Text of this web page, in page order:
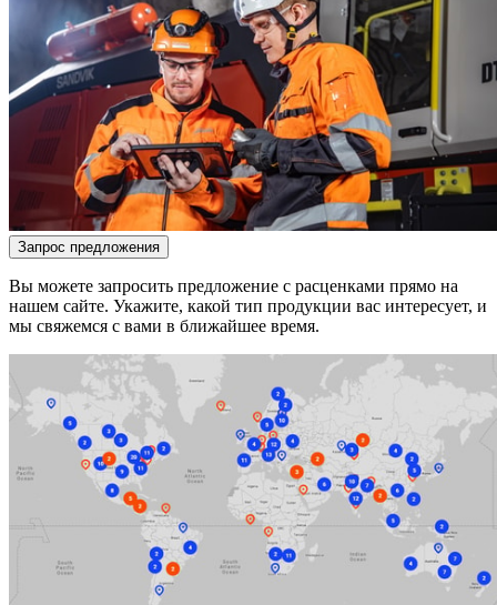
Запрос предложения
Вы можете запросить предложение с расценками прямо на
нашем сайте. Укажите, какой тип продукции вас интересует, и
мы свяжемся с вами в ближайшее время.